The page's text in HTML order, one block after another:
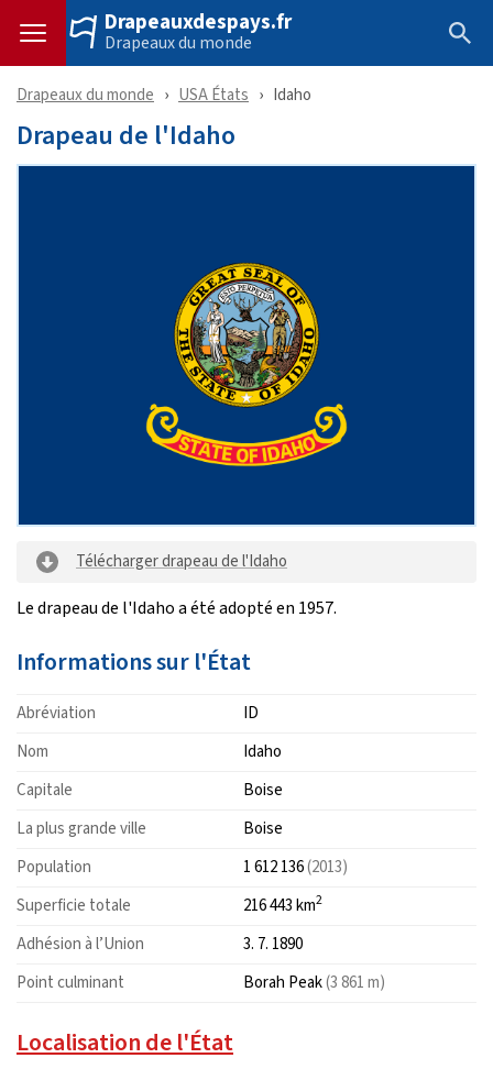
Drapeauxdespays.fr
Drapeaux du monde
Drapeaux du monde USA États Idaho
Drapeau de l'Idaho
Télécharger drapeau de l'Idaho
Le drapeau de l'Idaho a été adopté en 1957.
Informations sur l'État
Abréviation
ID
Nom
Idaho
Capitale
Boise
La plus grande ville
Boise
Population
1 612 136(2013)
Superficie totale
216 443 km2
Adhésion à l’Union
3. 7. 1890
Point culminant
Borah Peak(3 861 m)
Localisation de l'État